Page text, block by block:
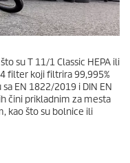
su T 11/1 Classic HEPA ili
filter koji filtrira 99,995%
EN 1822/2019 i DIN EN
čini prikladnim za mesta
kao što su bolnice ili